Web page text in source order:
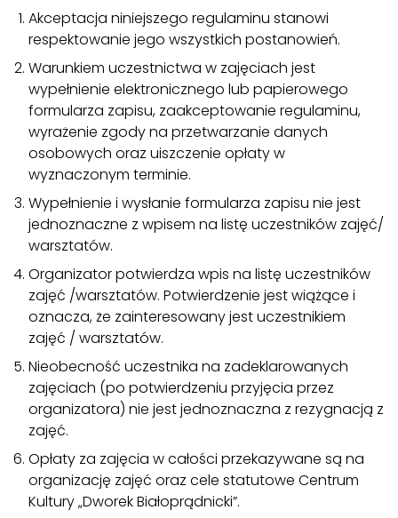
Wydarzenia
Projekty
O nas
Kontakt
Szukaj:
Akceptacja niniejszego regulaminu stanowi
respektowanie jego wszystkich postanowień.
Warunkiem uczestnictwa w zajęciach jest
wypełnienie elektronicznego lub papierowego
formularza zapisu, zaakceptowanie regulaminu,
wyrażenie zgody na przetwarzanie danych
osobowych oraz uiszczenie opłaty w
wyznaczonym terminie.
Wypełnienie i wysłanie formularza zapisu nie jest
jednoznaczne z wpisem na listę uczestników zajęć/
warsztatów.
Organizator potwierdza wpis na listę uczestników
zajęć /warsztatów. Potwierdzenie jest wiążące i
oznacza, że zainteresowany jest uczestnikiem
zajęć / warsztatów.
Nieobecność uczestnika na zadeklarowanych
zajęciach (po potwierdzeniu przyjęcia przez
organizatora) nie jest jednoznaczna z rezygnacją z
zajęć.
Opłaty za zajęcia w całości przekazywane są na
organizację zajęć oraz cele statutowe Centrum
Kultury „Dworek Białoprądnicki”.